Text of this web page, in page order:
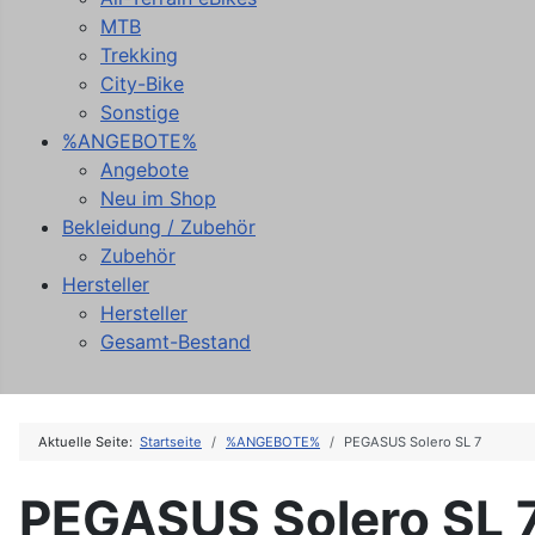
MTB
Trekking
City-Bike
Sonstige
%ANGEBOTE%
Angebote
Neu im Shop
Bekleidung / Zubehör
Zubehör
Hersteller
Hersteller
Gesamt-Bestand
Aktuelle Seite: Startseite %ANGEBOTE% PEGASUS Solero SL 7
PEGASUS Solero SL